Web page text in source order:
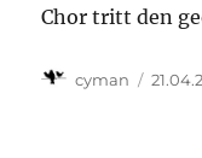
Chor tritt den
Autor
cyman